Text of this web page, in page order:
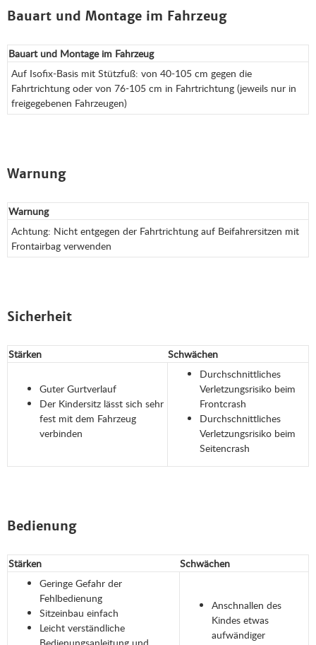
Bauart und Montage im Fahrzeug
Bauart und Montage im Fahrzeug
Auf Isofix-Basis mit Stützfuß: von 40-105 cm gegen die
Fahrtrichtung oder von 76-105 cm in Fahrtrichtung (jeweils nur in
freigegebenen Fahrzeugen)
Warnung
Warnung
Achtung: Nicht entgegen der Fahrtrichtung auf Beifahrersitzen mit
Frontairbag verwenden
Sicherheit
Stärken Schwächen
Guter Gurtverlauf
Der Kindersitz lässt sich sehr
fest mit dem Fahrzeug
verbinden
Durchschnittliches
Verletzungsrisiko beim
Frontcrash
Durchschnittliches
Verletzungsrisiko beim
Seitencrash
Bedienung
Stärken
Schwächen
Geringe Gefahr der
Fehlbedienung
Sitzeinbau einfach
Leicht verständliche
Anschnallen des
Kindes etwas
aufwändiger